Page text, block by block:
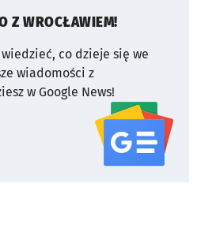
Z WROCŁAWIEM!
co dzieje się we
wiadomości z
w Google News!
serwisu